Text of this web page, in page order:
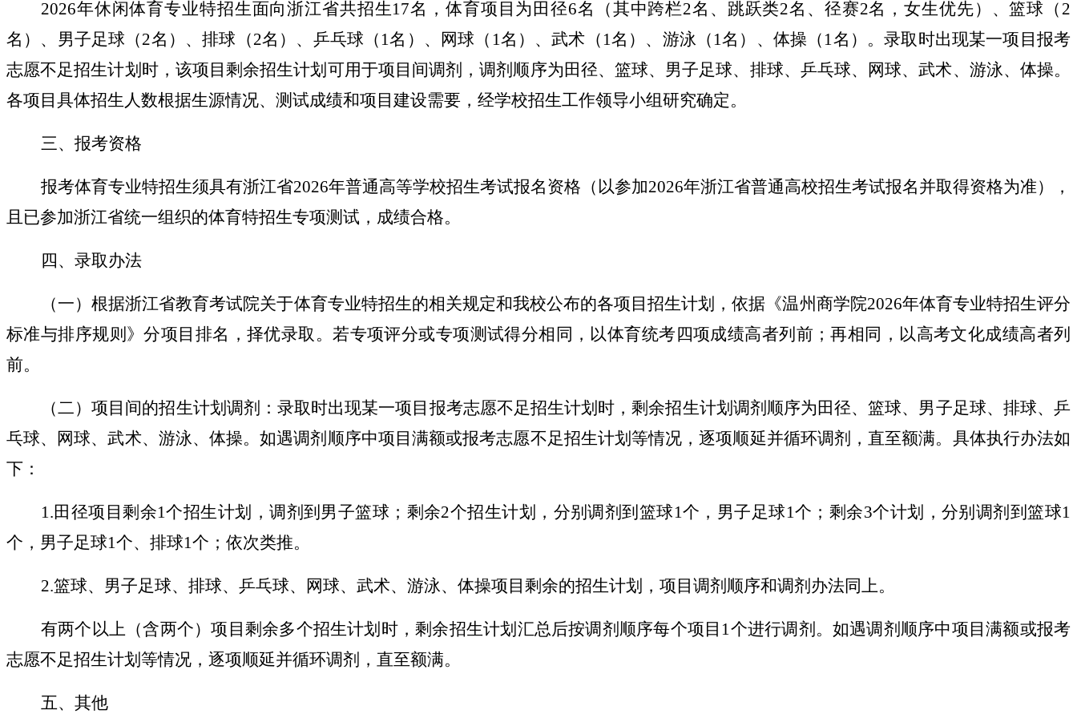
2026年休闲体育专业特招生面向浙江省共招生17名，体育项目为田径6名（其中跨栏2名、跳跃类2名、径赛2名，女生优先）、篮球（2
名）、男子足球（2名）、排球（2名）、乒乓球（1名）、网球（1名）、武术（1名）、游泳（1名）、体操（1名）。录取时出现某一项目报考
志愿不足招生计划时，该项目剩余招生计划可用于项目间调剂，调剂顺序为田径、篮球、男子足球、排球、乒乓球、网球、武术、游泳、体操。
各项目具体招生人数根据生源情况、测试成绩和项目建设需要，经学校招生工作领导小组研究确定。
三、报考资格
报考体育专业特招生须具有浙江省2026年普通高等学校招生考试报名资格（以参加2026年浙江省普通高校招生考试报名并取得资格为准），
且已参加浙江省统一组织的体育特招生专项测试，成绩合格。
四、录取办法
（一）根据浙江省教育考试院关于体育专业特招生的相关规定和我校公布的各项目招生计划，依据《温州商学院2026年体育专业特招生评分
标准与排序规则》分项目排名，择优录取。若专项评分或专项测试得分相同，以体育统考四项成绩高者列前；再相同，以高考文化成绩高者列
前。
（二）项目间的招生计划调剂：录取时出现某一项目报考志愿不足招生计划时，剩余招生计划调剂顺序为田径、篮球、男子足球、排球、乒
乓球、网球、武术、游泳、体操。如遇调剂顺序中项目满额或报考志愿不足招生计划等情况，逐项顺延并循环调剂，直至额满。具体执行办法如
下：
1.田径项目剩余1个招生计划，调剂到男子篮球；剩余2个招生计划，分别调剂到篮球1个，男子足球1个；剩余3个计划，分别调剂到篮球1
个，男子足球1个、排球1个；依次类推。
2.篮球、男子足球、排球、乒乓球、网球、武术、游泳、体操项目剩余的招生计划，项目调剂顺序和调剂办法同上。
有两个以上（含两个）项目剩余多个招生计划时，剩余招生计划汇总后按调剂顺序每个项目1个进行调剂。如遇调剂顺序中项目满额或报考
志愿不足招生计划等情况，逐项顺延并循环调剂，直至额满。
五、其他